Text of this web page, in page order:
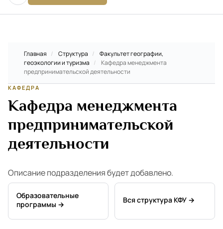
Главная / Структура /
Факультет географии,
геоэкологии и туризма /
Кафедра менеджмента
предпринимательской деятельности
КАФЕДРА
Кафедра менеджмента
предпринимательской
деятельности
Описание подразделения будет добавлено.
Образовательные
программы →
Вся структура КФУ →